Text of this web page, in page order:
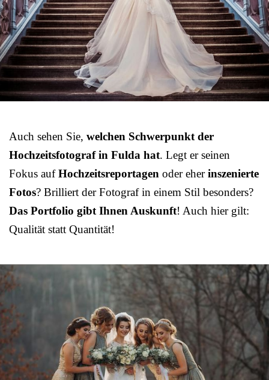
Auch sehen Sie, welchen Schwerpunkt der
Hochzeitsfotograf in Fulda hat. Legt er seinen
Fokus aufHochzeitsreportagen oder eherinszenierte
Fotos? Brilliert der Fotograf in einem Stil besonders?
Das Portfolio gibt Ihnen Auskunft! Auch hier gilt:
Qualität statt Quantität!